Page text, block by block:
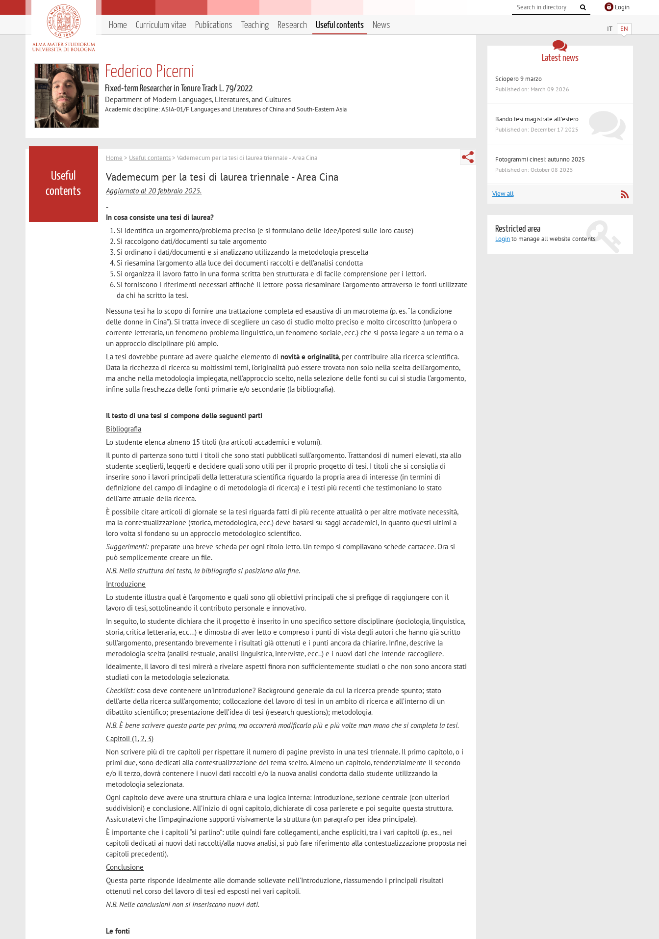
Login
IT EN
Home Curriculum vitae Publications Teaching Research Useful contents News
Federico Picerni
Fixed-term Researcher in Tenure Track L. 79/2022
Department of Modern Languages, Literatures, and Cultures
Academic discipline: ASIA-01/F Languages and Literatures of China and South-Eastern Asia
Useful
contents
Home > Useful contents > Vademecum per la tesi di laurea triennale - Area Cina
Vademecum per la tesi di laurea triennale - Area Cina
Aggiornato al 20 febbraio 2025.
In cosa consiste una tesi di laurea?
Si identifica un argomento/problema preciso (e si formulano delle idee/ipotesi sulle loro cause)
Si raccolgono dati/documenti su tale argomento
Si ordinano i dati/documenti e si analizzano utilizzando la metodologia prescelta
Si riesamina l'argomento alla luce dei documenti raccolti e dell’analisi condotta
Si organizza il lavoro fatto in una forma scritta ben strutturata e di facile comprensione per i lettori.
Si forniscono i riferimenti necessari affinché il lettore possa riesaminare l'argomento attraverso le fonti utilizzate
da chi ha scritto la tesi.
Nessuna tesi ha lo scopo di fornire una trattazione completa ed esaustiva di un macrotema (p. es. “la condizione
delle donne in Cina”). Si tratta invece di scegliere un caso di studio molto preciso e molto circoscritto (un’opera o
corrente letteraria, un fenomeno problema linguistico, un fenomeno sociale, ecc.) che si possa legare a un tema o a
un approccio disciplinare più ampio.
La tesi dovrebbe puntare ad avere qualche elemento dinovità e originalità, per contribuire alla ricerca scientifica.
Data la ricchezza di ricerca su moltissimi temi, l’originalità può essere trovata non solo nella scelta dell’argomento,
ma anche nella metodologia impiegata, nell’approccio scelto, nella selezione delle fonti su cui si studia l’argomento,
infine sulla freschezza delle fonti primarie e/o secondarie (la bibliografia).
Il testo di una tesi si compone delle seguenti parti
Bibliografia
Lo studente elenca almeno 15 titoli (tra articoli accademici e volumi).
Il punto di partenza sono tutti i titoli che sono stati pubblicati sull'argomento. Trattandosi di numeri elevati, sta allo
studente sceglierli, leggerli e decidere quali sono utili per il proprio progetto di tesi. I titoli che si consiglia di
inserire sono i lavori principali della letteratura scientifica riguardo la propria area di interesse (in termini di
definizione del campo di indagine o di metodologia di ricerca) e i testi più recenti che testimoniano lo stato
dell’arte attuale della ricerca.
È possibile citare articoli di giornale se la tesi riguarda fatti di più recente attualità o per altre motivate necessità,
ma la contestualizzazione (storica, metodologica, ecc.) deve basarsi su saggi accademici, in quanto questi ultimi a
loro volta si fondano su un approccio metodologico scientifico.
Suggerimenti:preparate una breve scheda per ogni titolo letto. Un tempo si compilavano schede cartacee. Ora si
può semplicemente creare un file.
N.B. Nella struttura del testo, la bibliografia si posiziona alla fine.
Introduzione
Lo studente illustra qual è l’argomento e quali sono gli obiettivi principali che si prefigge di raggiungere con il
lavoro di tesi, sottolineando il contributo personale e innovativo.
In seguito, lo studente dichiara che il progetto è inserito in uno specifico settore disciplinare (sociologia, linguistica,
storia, critica letteraria, ecc…) e dimostra di aver letto e compreso i punti di vista degli autori che hanno già scritto
sull’argomento, presentando brevemente i risultati già ottenuti e i punti ancora da chiarire. Infine, descrive la
metodologia scelta (analisi testuale, analisi linguistica, interviste, ecc..) e i nuovi dati che intende raccogliere.
Idealmente, il lavoro di tesi mirerà a rivelare aspetti finora non sufficientemente studiati o che non sono ancora stati
studiati con la metodologia selezionata.
Checklist:cosa deve contenere un’introduzione? Background generale da cui la ricerca prende spunto; stato
dell’arte della ricerca sull’argomento; collocazione del lavoro di tesi in un ambito di ricerca e all’interno di un
dibattito scientifico; presentazione dell’idea di tesi (research questions); metodologia.
N.B. È bene scrivere questa parte per prima, ma occorrerà modificarla più e più volte man mano che si completa la tesi.
Capitoli (1, 2, 3)
Non scrivere più di tre capitoli per rispettare il numero di pagine previsto in una tesi triennale. Il primo capitolo, o i
primi due, sono dedicati alla contestualizzazione del tema scelto. Almeno un capitolo, tendenzialmente il secondo
e/o il terzo, dovrà contenere i nuovi dati raccolti e/o la nuova analisi condotta dallo studente utilizzando la
metodologia selezionata.
Ogni capitolo deve avere una struttura chiara e una logica interna: introduzione, sezione centrale (con ulteriori
suddivisioni) e conclusione. All’inizio di ogni capitolo, dichiarate di cosa parlerete e poi seguite questa struttura.
Assicuratevi che l'impaginazione supporti visivamente la struttura (un paragrafo per idea principale).
È importante che i capitoli “si parlino”: utile quindi fare collegamenti, anche espliciti, tra i vari capitoli (p. es., nei
capitoli dedicati ai nuovi dati raccolti/alla nuova analisi, si può fare riferimento alla contestualizzazione proposta nei
capitoli precedenti).
Conclusione
Questa parte risponde idealmente alle domande sollevate nell’Introduzione, riassumendo i principali risultati
ottenuti nel corso del lavoro di tesi ed esposti nei vari capitoli.
N.B. Nelle conclusioni non si inseriscono nuovi dati.
Le fonti
Latest news
Sciopero 9 marzo
Published on: March 09 2026
Bando tesi magistrale all'estero
Published on: December 17 2025
Fotogrammi cinesi: autunno 2025
Published on: October 08 2025
View all
Restricted area
Loginto manage all website contents.